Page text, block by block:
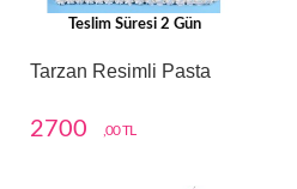
Teslim Süresi 2 Gün
Tarzan Resimli Pasta
2700 ,00 TL